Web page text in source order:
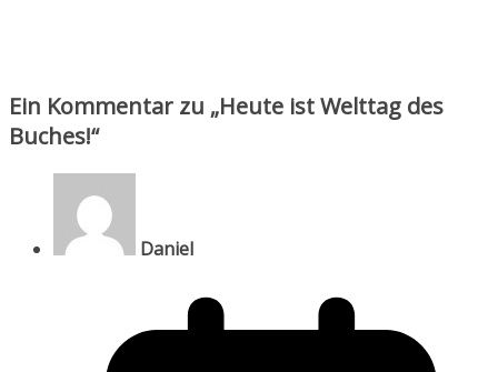
Ein Kommentar zu „Heute ist Welttag des
Buches!“
Daniel